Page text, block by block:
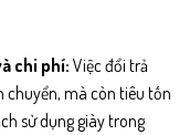
chi phí:Việc đổi trả
chuyển, mà còn tiêu tốn
sử dụng giày trong